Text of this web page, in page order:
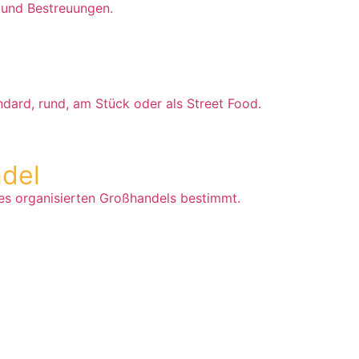
Bestreuungen.
rund, am Stück oder als Street Food.
organisierten Großhandels bestimmt.